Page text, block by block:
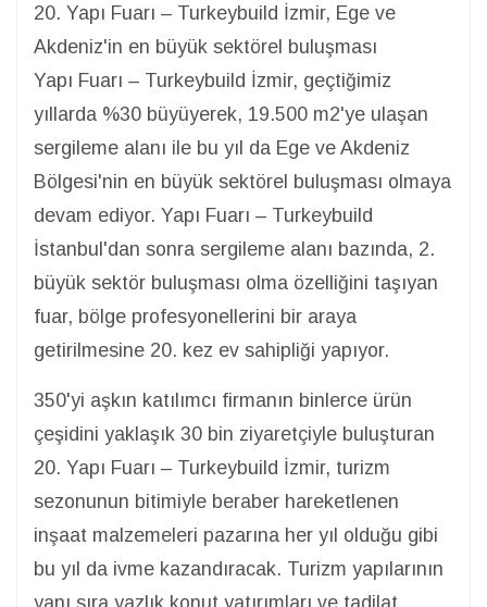
20. Yapı Fuarı – Turkeybuild İzmir, Ege ve
Akdeniz'in en büyük sektörel buluşması
Yapı Fuarı – Turkeybuild İzmir, geçtiğimiz
yıllarda %30 büyüyerek, 19.500 m2'ye ulaşan
sergileme alanı ile bu yıl da Ege ve Akdeniz
Bölgesi'nin en büyük sektörel buluşması olmaya
devam ediyor. Yapı Fuarı – Turkeybuild
İstanbul'dan sonra sergileme alanı bazında, 2.
büyük sektör buluşması olma özelliğini taşıyan
fuar, bölge profesyonellerini bir araya
getirilmesine 20. kez ev sahipliği yapıyor.
350'yi aşkın katılımcı firmanın binlerce ürün
çeşidini yaklaşık 30 bin ziyaretçiyle buluşturan
20. Yapı Fuarı – Turkeybuild İzmir, turizm
sezonunun bitimiyle beraber hareketlenen
inşaat malzemeleri pazarına her yıl olduğu gibi
bu yıl da ivme kazandıracak. Turizm yapılarının
yanı sıra yazlık konut yatırımları ve tadilat